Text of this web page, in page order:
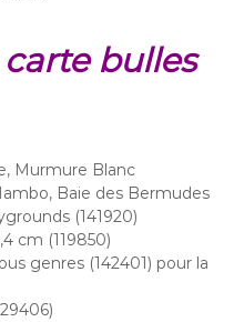
bulles
Murmure Blanc
Baie des Bermudes
(141920)
cm (119850)
genres (142401) pour la